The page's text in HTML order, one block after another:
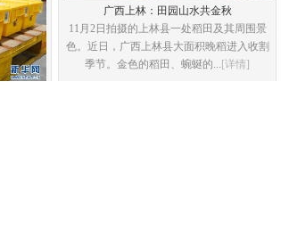
广西上林：田园山水共金秋
11月2日拍摄的上林县一处稻田及其周围景
色。近日，广西上林县大面积晚稻进入收割
季节。金色的稻田、蜿蜒的... [详情]